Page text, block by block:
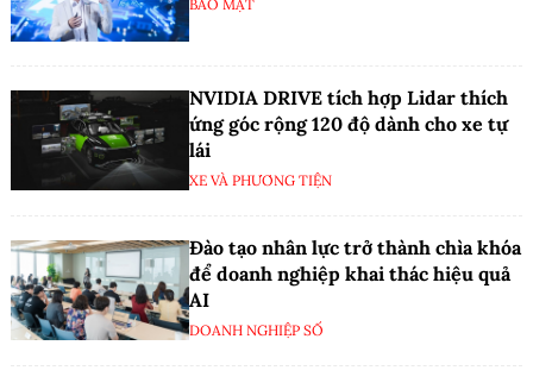
BẢO MẬT
NVIDIA DRIVE tích hợp Lidar thích
ứng góc rộng 120 độ dành cho xe tự
lái
XE VÀ PHƯƠNG TIỆN
Đào tạo nhân lực trở thành chìa khóa
để doanh nghiệp khai thác hiệu quả
AI
DOANH NGHIỆP SỐ